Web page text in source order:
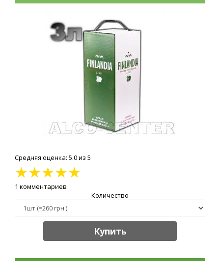
Средняя оценка: 5.0 из 5
★★★★★
1 комментариев
Количество
Купить